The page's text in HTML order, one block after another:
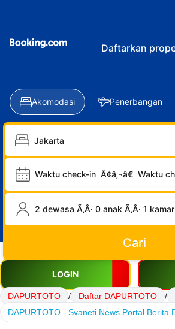
Daftarkan
Akomodasi Penerbangan
Waktu check-in Ã¢â‚¬â€ Waktu
2 dewasa Ã‚Â· 0 anak Ã‚Â· 1 kamar
Cari
LOGIN
DAPURTOTO / Daftar DAPURTOTO /
DAPURTOTO - Svaneti News Portal